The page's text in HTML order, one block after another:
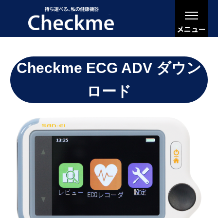
メニュー
Checkme ECG ADV ダウン
ロード